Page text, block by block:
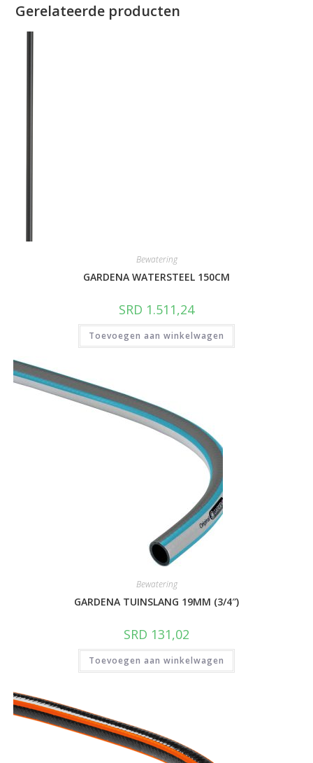
Gerelateerde producten
Bewatering
GARDENA WATERSTEEL 150CM
SRD 1.511,24
Toevoegen aan winkelwagen
Bewatering
GARDENA TUINSLANG 19MM (3/4″)
SRD 131,02
Toevoegen aan winkelwagen